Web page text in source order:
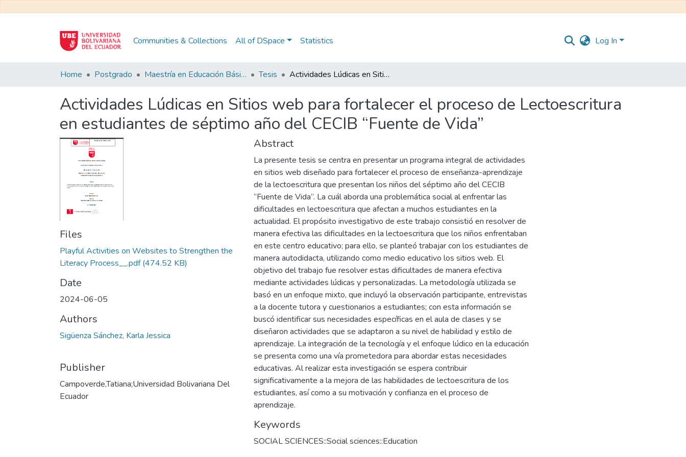
Communities & Collections All of DSpace Statistics Log In
Home Postgrado Maestría en Educación Básica Tesis Actividades Lúdicas en Sitios web para fortalecer el proceso de Lectoescritura en estudiantes de séptimo año del CECIB “Fuente de Vida”
Actividades Lúdicas en Sitios web para fortalecer el proceso de Lectoescritura
en estudiantes de séptimo año del CECIB “Fuente de Vida”
Files
Playful Activities on Websites to Strengthen the
Literacy Process__.pdf(474.52 KB)
Date
2024-06-05
Authors
Sigüenza Sánchez, Karla Jessica
Publisher
Campoverde,Tatiana;Universidad Bolivariana Del
Ecuador
Abstract
La presente tesis se centra en presentar un programa integral de actividades
en sitios web diseñado para fortalecer el proceso de enseñanza-aprendizaje
de la lectoescritura que presentan los niños del séptimo año del CECIB
“Fuente de Vida”. La cuál aborda una problemática social al enfrentar las
dificultades en lectoescritura que afectan a muchos estudiantes en la
actualidad. El propósito investigativo de este trabajo consistió en resolver de
manera efectiva las dificultades en la lectoescritura que los niños enfrentaban
en este centro educativo; para ello, se planteó trabajar con los estudiantes de
manera autodidacta, utilizando como medio educativo los sitios web. El
objetivo del trabajo fue resolver estas dificultades de manera efectiva
mediante actividades lúdicas y personalizadas. La metodología utilizada se
basó en un enfoque mixto, que incluyó la observación participante, entrevistas
a la docente tutora y cuestionarios a estudiantes; con esta información se
buscó identificar sus necesidades específicas en el aula de clases y se
diseñaron actividades que se adaptaron a su nivel de habilidad y estilo de
aprendizaje. La integración de la tecnología y el enfoque lúdico en la educación
se presenta como una vía prometedora para abordar estas necesidades
educativas. Al realizar esta investigación se espera contribuir
significativamente a la mejora de las habilidades de lectoescritura de los
estudiantes, así como a su motivación y confianza en el proceso de
aprendizaje.
Keywords
SOCIAL SCIENCES::Social sciences::Education